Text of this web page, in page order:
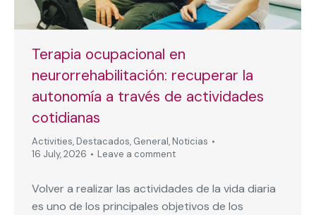
Terapia ocupacional en
neurorrehabilitación: recuperar la
autonomía a través de actividades
cotidianas
Activities, Destacados, General, Noticias
16 July, 2026
Leave a comment
Volver a realizar las actividades de la vida diaria
es uno de los principales objetivos de los